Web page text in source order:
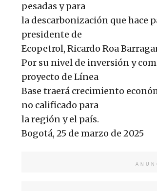
pesadas y para
la descarbonización que hace
presidente de
Ecopetrol, Ricardo Roa
Por su nivel de inversión y
proyecto de Línea
Base traerá crecimiento
no calificado para
la región y el país.
Bogotá, 25 de marzo de 2025